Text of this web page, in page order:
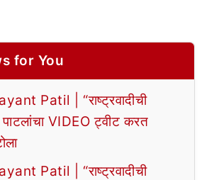
for You
Patil | “राष्ट्रवादीची
VIDEO ट्वीट करत
Patil | “राष्ट्रवादीची